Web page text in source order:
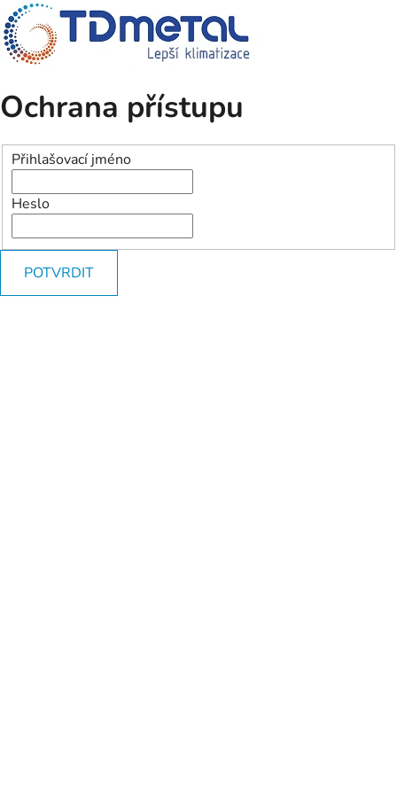
Ochrana přístupu
Přihlašovací jméno
Heslo
POTVRDIT